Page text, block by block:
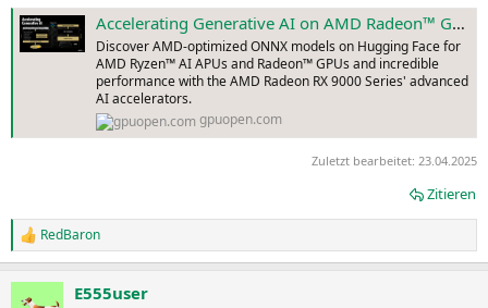
Accelerating Generative AI on AMD Radeon™ GPUs - AMD GPUOpen
Discover AMD-optimized ONNX models on Hugging Face for
AMD Ryzen™ AI APUs and Radeon™ GPUs and incredible
performance with the AMD Radeon RX 9000 Series' advanced
AI accelerators.
gpuopen.com
Zuletzt bearbeitet: 23.04.2025
Zitieren
R
e
RedBaron
E555user